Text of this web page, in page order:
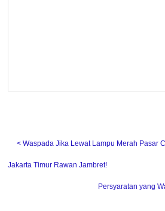
˂ Waspada Jika Lewat Lampu Merah Pasar
Jakarta Timur Rawan Jambret!
Persyaratan yang